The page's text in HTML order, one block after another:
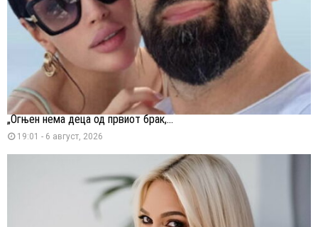
„Огњен нема деца од првиот брак,...
19:01 - 6 август, 2026